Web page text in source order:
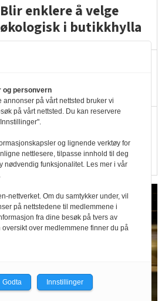
Blir enklere å velge
økologisk i butikkhylla
med å få tak i nok melk
Rapport: Økokundene
er klare! Er markedet
det?
og personvern
annonser på vårt nettsted bruker vi
på vårt nettsted. Du kan reservere
og lignende verktøy for
nettlesere, tilpasse innhold til deg
nødvendig funksjonalitet. Les mer i vår
nettverket. Om du samtykker under, vil
på nettstedene til medlemmene i
fra dine besøk på tvers av
over medlemmene finner du på
Godta Innstillinger